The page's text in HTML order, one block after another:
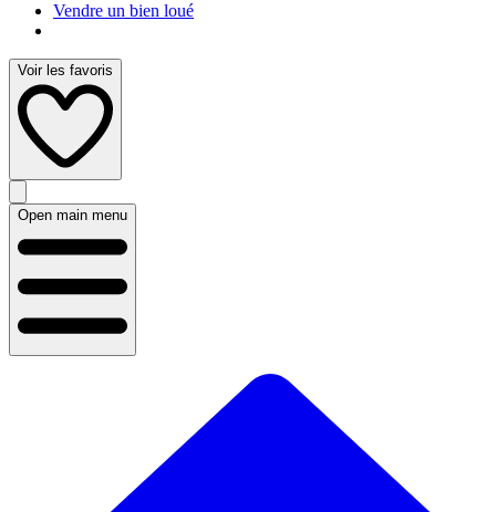
Vendre un bien loué
Voir les favoris
Open main menu